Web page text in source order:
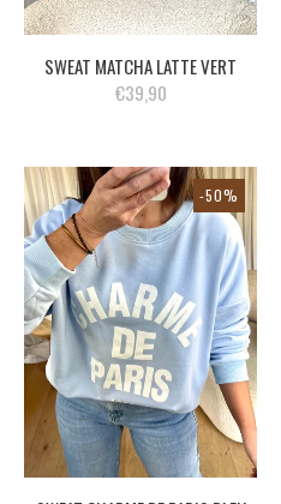
SWEAT MATCHA LATTE VERT
€39,90
-50%